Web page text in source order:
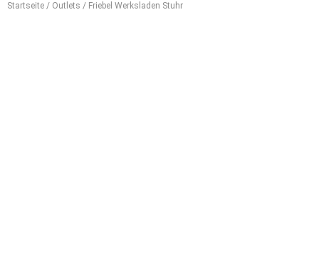
Startseite / Outlets / Friebel Werksladen Stuhr